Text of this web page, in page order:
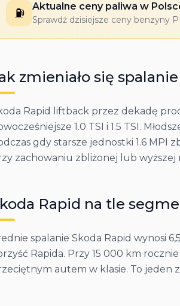
⛽ Aktualne ceny paliwa w
Sprawdź dzisiejsze ceny benzyny
zmieniało się spalanie
Rapid liftback przez dekadę
1.0 TSI i 1.5 TSI.
gdy starsze jednostki 1.6 MPI
zachowaniu zbliżonej lub wyższej
Rapid na tle
spalanie Skoda Rapid wynosi
Rapida. Przy 15 000 km
autem w klasie. To jeden